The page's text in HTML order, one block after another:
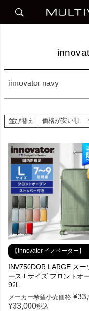
innovator navy
並び順
新着順
並び替え 価格が安い順
【Innovator イノベーター】
INV750DOR LARGE スー
ース Lサイズ フロントオ
92L
メーカー希望小売価格 ¥
¥33,000税込